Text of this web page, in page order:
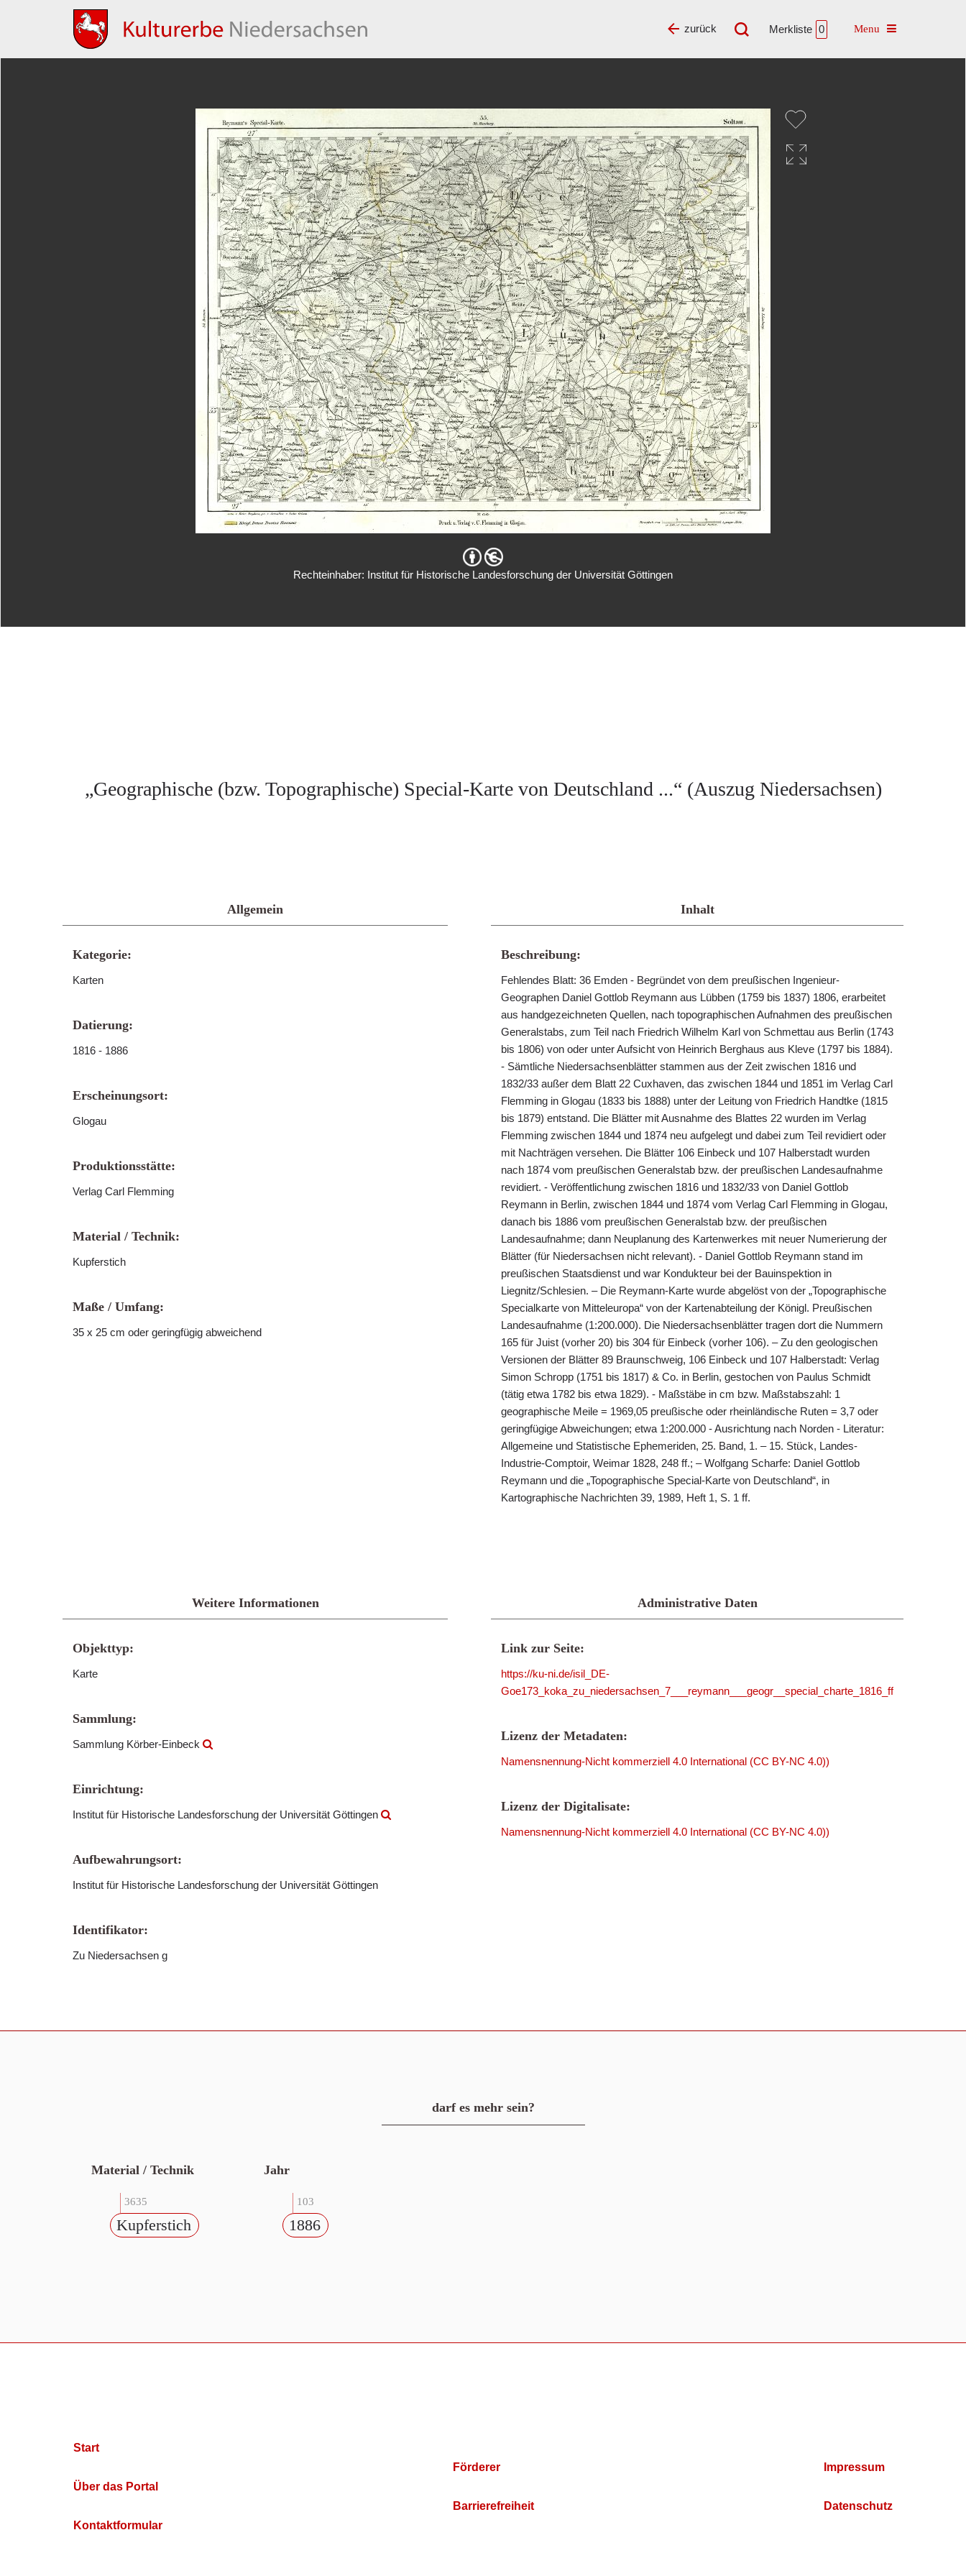
Merkliste 0 Toggle navigation
zurück
Rechteinhaber: Institut für Historische Landesforschung der Universität Göttingen
„Geographische (bzw. Topographische) Special-Karte von Deutschland ...“ (Auszug Niedersachsen)
Allgemein
Kategorie:
Karten
Datierung:
1816 - 1886
Erscheinungsort:
Glogau
Produktionsstätte:
Verlag Carl Flemming
Material / Technik:
Kupferstich
Maße / Umfang:
35 x 25 cm oder geringfügig abweichend
Inhalt
Beschreibung:
Fehlendes Blatt: 36 Emden - Begründet von dem preußischen Ingenieur-
Geographen Daniel Gottlob Reymann aus Lübben (1759 bis 1837) 1806, erarbeitet
aus handgezeichneten Quellen, nach topographischen Aufnahmen des preußischen
Generalstabs, zum Teil nach Friedrich Wilhelm Karl von Schmettau aus Berlin (1743
bis 1806) von oder unter Aufsicht von Heinrich Berghaus aus Kleve (1797 bis 1884).
- Sämtliche Niedersachsenblätter stammen aus der Zeit zwischen 1816 und
1832/33 außer dem Blatt 22 Cuxhaven, das zwischen 1844 und 1851 im Verlag Carl
Flemming in Glogau (1833 bis 1888) unter der Leitung von Friedrich Handtke (1815
bis 1879) entstand. Die Blätter mit Ausnahme des Blattes 22 wurden im Verlag
Flemming zwischen 1844 und 1874 neu aufgelegt und dabei zum Teil revidiert oder
mit Nachträgen versehen. Die Blätter 106 Einbeck und 107 Halberstadt wurden
nach 1874 vom preußischen Generalstab bzw. der preußischen Landesaufnahme
revidiert. - Veröffentlichung zwischen 1816 und 1832/33 von Daniel Gottlob
Reymann in Berlin, zwischen 1844 und 1874 vom Verlag Carl Flemming in Glogau,
danach bis 1886 vom preußischen Generalstab bzw. der preußischen
Landesaufnahme; dann Neuplanung des Kartenwerkes mit neuer Numerierung der
Blätter (für Niedersachsen nicht relevant). - Daniel Gottlob Reymann stand im
preußischen Staatsdienst und war Kondukteur bei der Bauinspektion in
Liegnitz/Schlesien. – Die Reymann-Karte wurde abgelöst von der „Topographische
Specialkarte von Mitteleuropa“ von der Kartenabteilung der Königl. Preußischen
Landesaufnahme (1:200.000). Die Niedersachsenblätter tragen dort die Nummern
165 für Juist (vorher 20) bis 304 für Einbeck (vorher 106). – Zu den geologischen
Versionen der Blätter 89 Braunschweig, 106 Einbeck und 107 Halberstadt: Verlag
Simon Schropp (1751 bis 1817) & Co. in Berlin, gestochen von Paulus Schmidt
(tätig etwa 1782 bis etwa 1829). - Maßstäbe in cm bzw. Maßstabszahl: 1
geographische Meile = 1969,05 preußische oder rheinländische Ruten = 3,7 oder
geringfügige Abweichungen; etwa 1:200.000 - Ausrichtung nach Norden - Literatur:
Allgemeine und Statistische Ephemeriden, 25. Band, 1. – 15. Stück, Landes-
Industrie-Comptoir, Weimar 1828, 248 ff.; – Wolfgang Scharfe: Daniel Gottlob
Reymann und die „Topographische Special-Karte von Deutschland“, in
Kartographische Nachrichten 39, 1989, Heft 1, S. 1 ff.
Weitere Informationen
Objekttyp:
Karte
Sammlung:
Sammlung Körber-Einbeck
Einrichtung:
Institut für Historische Landesforschung der Universität Göttingen
Aufbewahrungsort:
Institut für Historische Landesforschung der Universität Göttingen
Identifikator:
Zu Niedersachsen g
Administrative Daten
Link zur Seite:
https://ku-ni.de/isil_DE-
Goe173_koka_zu_niedersachsen_7___reymann___geogr__special_charte_1816_ff
Lizenz der Metadaten:
Namensnennung-Nicht kommerziell 4.0 International (CC BY-NC 4.0))
Lizenz der Digitalisate:
Namensnennung-Nicht kommerziell 4.0 International (CC BY-NC 4.0))
darf es mehr sein?
Material / Technik
3635
Kupferstich
Jahr
103
1886
Start
Über das Portal
Kontaktformular
Förderer
Barrierefreiheit
Impressum
Datenschutz